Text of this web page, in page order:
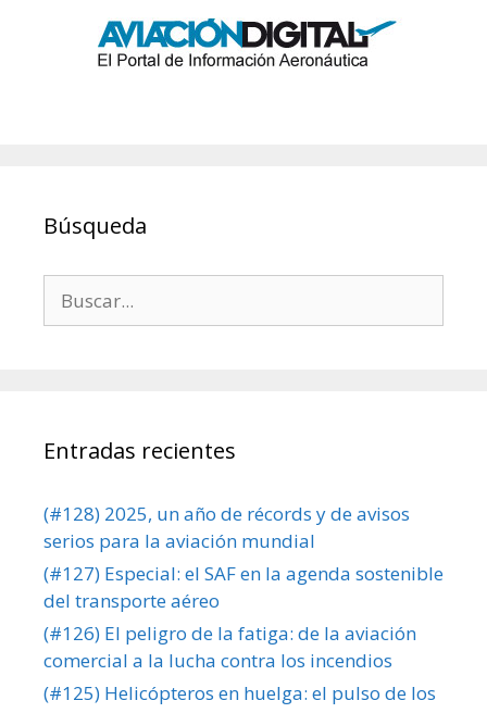
Búsqueda
Entradas recientes
(#128) 2025, un año de récords y de avisos
serios para la aviación mundial
(#127) Especial: el SAF en la agenda sostenible
del transporte aéreo
(#126) El peligro de la fatiga: de la aviación
comercial a la lucha contra los incendios
(#125) Helicópteros en huelga: el pulso de los